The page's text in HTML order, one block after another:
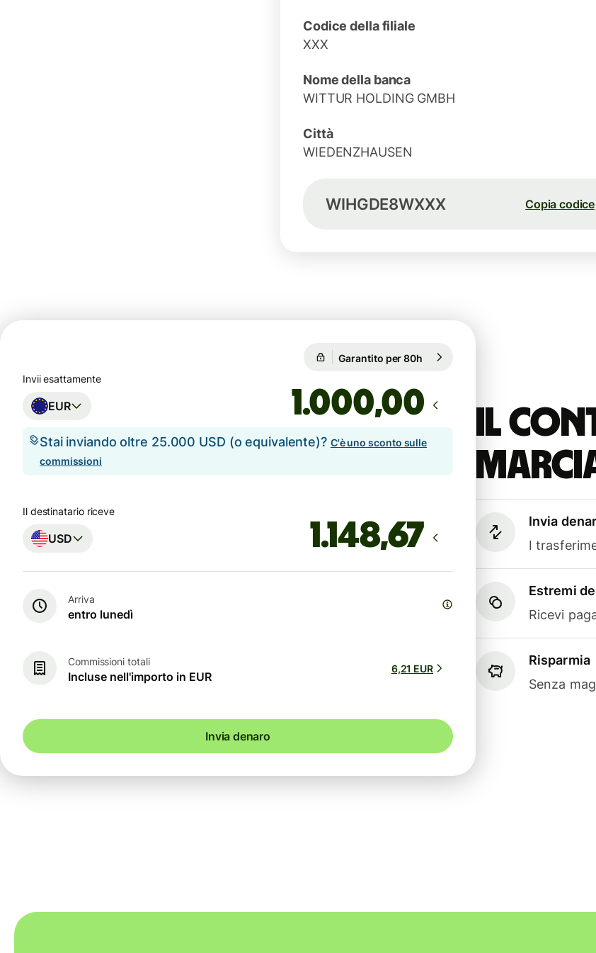
Codice della filiale
XXX
Nome della banca
WITTUR HOLDING GMBH
Città
WIEDENZHAUSEN
WIHGDE8WXXX Copia codice
Il
Invia
I
Estremi
Ricevi
Risparmia
Senza
1 EUR = 1,1559 USD
Invii esattamente
EUR ,00
Stai inviando oltre 25.000 USD (o equivalente)? C'è uno sconto sulle
commissioni
Il destinatario riceve
USD
Arriva
entro lunedì
Commissioni totali
Incluse nell'importo in EUR
6,21 EUR
Invia denaro